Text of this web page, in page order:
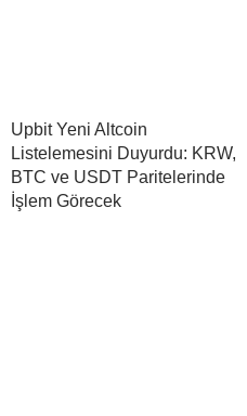
Upbit Yeni Altcoin
Listelemesini Duyurdu: KRW,
BTC ve USDT Paritelerinde
İşlem Görecek